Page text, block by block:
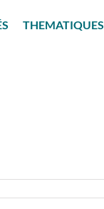
THEMATIQUES